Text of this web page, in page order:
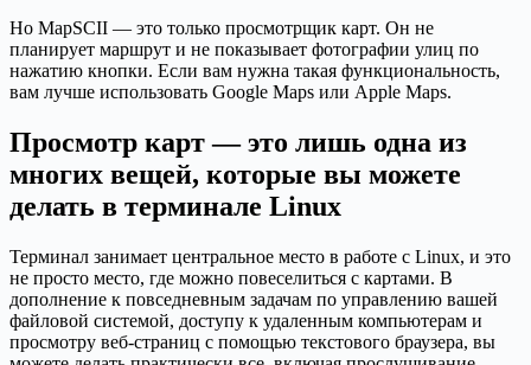
Но MapSCII — это только просмотрщик карт. Он не
планирует маршрут и не показывает фотографии улиц по
нажатию кнопки. Если вам нужна такая функциональность,
вам лучше использовать Google Maps или Apple Maps.
Просмотр карт — это лишь одна из
многих вещей, которые вы можете
делать в терминале Linux
Терминал занимает центральное место в работе с Linux, и это
не просто место, где можно повеселиться с картами. В
дополнение к повседневным задачам по управлению вашей
файловой системой, доступу к удаленным компьютерам и
просмотру веб-страниц с помощью текстового браузера, вы